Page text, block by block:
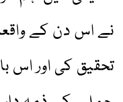
نے اس دن کے
تحقیق کی اور اس